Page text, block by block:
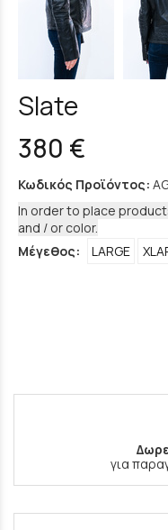
Slate
380 €
Κωδικός Προϊόντος:
In order to place
and / or color.
Μέγεθος:
LARGE
για